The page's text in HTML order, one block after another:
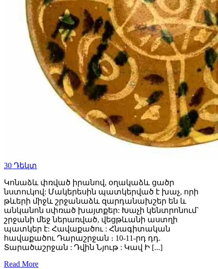
30 Դեկտ
Կոնաձև փռված իրանով, օղակաձև ցածր
նստուկով: Մակերեսին պատկերված է խաչ, որի
թևերի միջև շրջանաձև զարդանախշեր են և
անկանոն սփռած խայտքեր: Խաչի կենտրոնում`
շրջանի մեջ ներառված, վեցթևանի աստղի
պատկեր է: Հավաքածու : Հնագիտական
հավաքածու Դարաշրջան ։ 10-11-րդ դդ.
Տարածաշրջան : Դվին Նյութ : Կավ Ի [...]
Read More